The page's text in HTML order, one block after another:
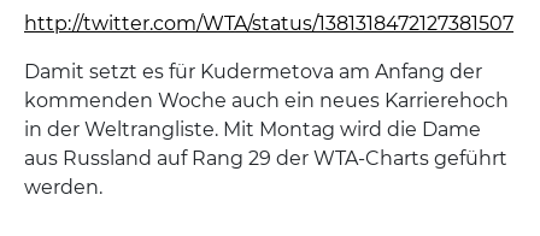
http://twitter.com/WTA/status/1381318472127381507
Damit setzt es für Kudermetova am Anfang der
kommenden Woche auch ein neues Karrierehoch
in der Weltrangliste. Mit Montag wird die Dame
aus Russland auf Rang 29 der WTA-Charts geführt
werden.